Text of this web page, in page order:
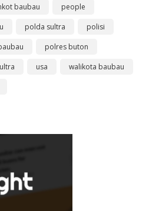
baubau
people
polda sultra
polisi
polres buton
usa
walikota baubau